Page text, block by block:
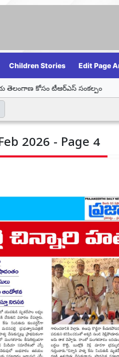
Children Stories Edit Page
సంకల్పం ప్రొఫెసర్
2026 - Page 4